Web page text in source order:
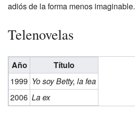
adiós de la forma menos imaginable.
Telenovelas
Año
Título
1999 Yo soy Betty, la fea
2006 La ex